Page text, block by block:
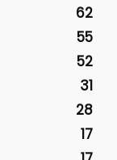
62
55
52
31
28
17